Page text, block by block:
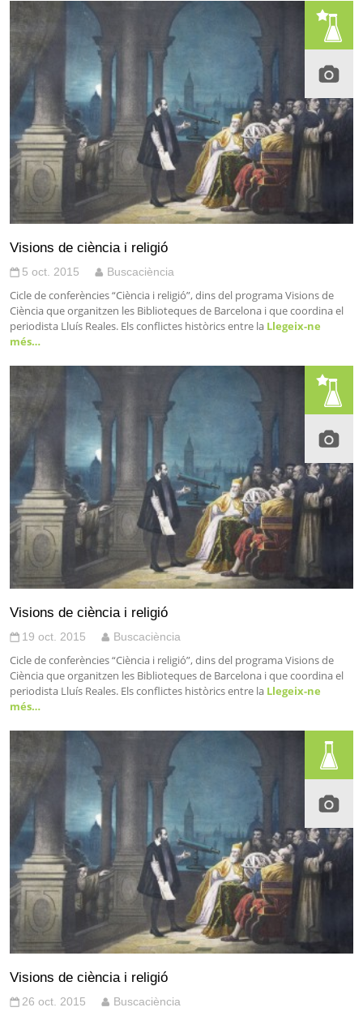
Visions de ciència i religió
5 oct. 2015 Buscaciència
Cicle de conferències “Ciència i religió”, dins del programa Visions de
Ciència que organitzen les Biblioteques de Barcelona i que coordina el
periodista Lluís Reales. Els conflictes històrics entre la Llegeix-ne
més…
Visions de ciència i religió
19 oct. 2015 Buscaciència
Cicle de conferències “Ciència i religió”, dins del programa Visions de
Ciència que organitzen les Biblioteques de Barcelona i que coordina el
periodista Lluís Reales. Els conflictes històrics entre la Llegeix-ne
més…
Visions de ciència i religió
26 oct. 2015 Buscaciència